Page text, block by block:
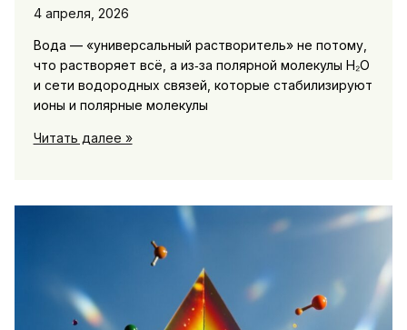
4 апреля, 2026
Вода — «универсальный растворитель» не потому,
что растворяет всё, а из‑за полярной молекулы H₂O
и сети водородных связей, которые стабилизируют
ионы и полярные молекулы
Вода
значение
Читать далее »